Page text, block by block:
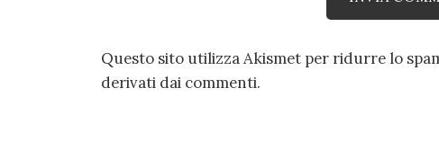
Questo sito utilizza Akismet per ridurre lo
derivati dai commenti.